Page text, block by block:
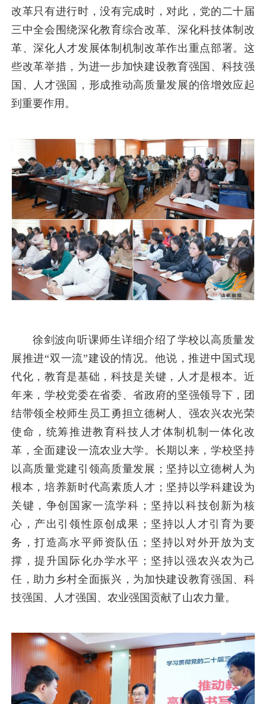
改革只有进行时，没有完成时，对此，党的二十届
三中全会围绕深化教育综合改革、深化科技体制改
革、深化人才发展体制机制改革作出重点部署。这
些改革举措，为进一步加快建设教育强国、科技强
国、人才强国，形成推动高质量发展的倍增效应起
到重要作用。
徐剑波向听课师生详细介绍了学校以高质量发
展推进“双一流”建设的情况。他说，推进中国式现
代化，教育是基础，科技是关键，人才是根本。近
年来，学校党委在省委、省政府的坚强领导下，团
结带领全校师生员工勇担立德树人、强农兴农光荣
使命，统筹推进教育科技人才体制机制一体化改
革，全面建设一流农业大学。长期以来，学校坚持
以高质量党建引领高质量发展；坚持以立德树人为
根本，培养新时代高素质人才；坚持以学科建设为
关键，争创国家一流学科；坚持以科技创新为核
心，产出引领性原创成果；坚持以人才引育为要
务，打造高水平师资队伍；坚持以对外开放为支
撑，提升国际化办学水平；坚持以强农兴农为己
任，助力乡村全面振兴，为加快建设教育强国、科
技强国、人才强国、农业强国贡献了山农力量。